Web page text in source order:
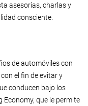
asesorías, charlas y
consciente.
de automóviles con
el fin de evitar y
conducen bajo los
Economy, que le permite